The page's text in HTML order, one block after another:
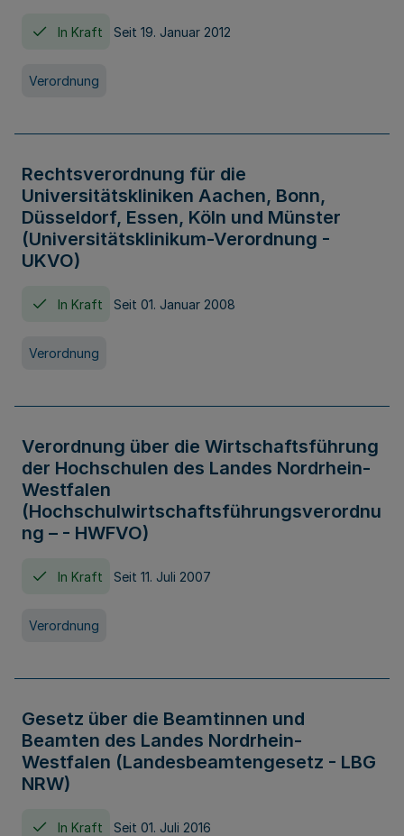
In Kraft Seit 19. Januar 2012
Verordnung
Rechtsverordnung für die
Universitätskliniken Aachen, Bonn,
Düsseldorf, Essen, Köln und Münster
(Universitätsklinikum-Verordnung -
UKVO)
In Kraft Seit 01. Januar 2008
Verordnung
Verordnung über die Wirtschaftsführung
der Hochschulen des Landes Nordrhein-
Westfalen
(Hochschulwirtschaftsführungsverordnu
ng – - HWFVO)
In Kraft Seit 11. Juli 2007
Verordnung
Gesetz über die Beamtinnen und
Beamten des Landes Nordrhein-
Westfalen (Landesbeamtengesetz - LBG
NRW)
In Kraft Seit 01. Juli 2016